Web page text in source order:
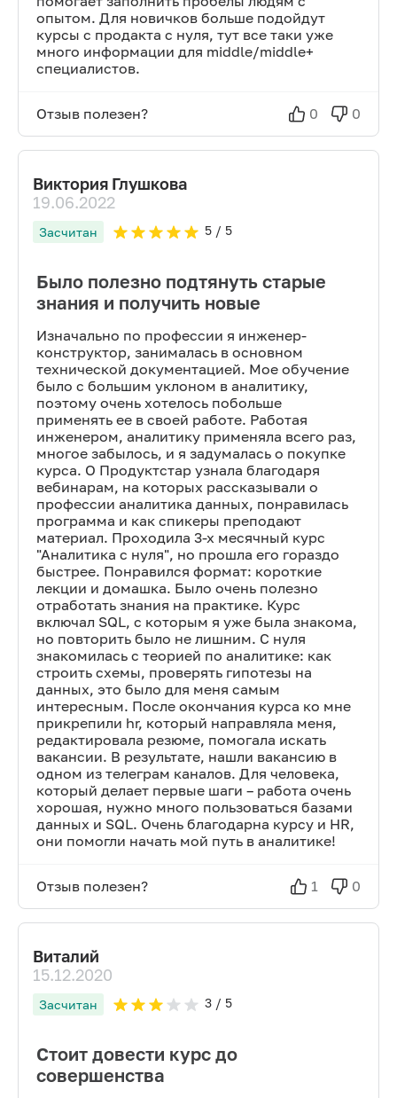
опытом. Для новичков больше подойдут
курсы с продакта с нуля, тут все таки уже
много информации для middle/middle+
специалистов.
Отзыв полезен? 0 0
Виктория Глушкова
19.06.2022
Засчитан 5/ 5
Было полезно подтянуть старые
знания и получить новые
Изначально по профессии я инженер-
конструктор, занималась в основном
технической документацией. Мое обучение
было с большим уклоном в аналитику,
поэтому очень хотелось побольше
применять ее в своей работе. Работая
инженером, аналитику применяла всего раз,
многое забылось, и я задумалась о покупке
курса. О Продуктстар узнала благодаря
вебинарам, на которых рассказывали о
профессии аналитика данных, понравилась
программа и как спикеры преподают
материал. Проходила 3-х месячный курс
"Аналитика с нуля", но прошла его гораздо
быстрее. Понравился формат: короткие
лекции и домашка. Было очень полезно
отработать знания на практике. Курс
включал SQL, с которым я уже была знакома,
но повторить было не лишним. С нуля
знакомилась с теорией по аналитике: как
строить схемы, проверять гипотезы на
данных, это было для меня самым
интересным. После окончания курса ко мне
прикрепили hr, который направляла меня,
редактировала резюме, помогала искать
вакансии. В результате, нашли вакансию в
одном из телеграм каналов. Для человека,
который делает первые шаги – работа очень
хорошая, нужно много пользоваться базами
данных и SQL. Очень благодарна курсу и HR,
они помогли начать мой путь в аналитике!
Отзыв полезен? 1 0
Виталий
15.12.2020
Засчитан 3/ 5
Стоит довести курс до
совершенства